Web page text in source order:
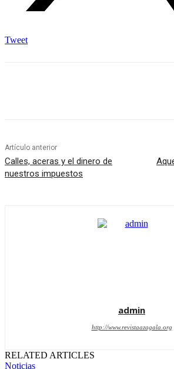
Tweet
Artículo anterior
Calles, aceras y el dinero de
nuestros impuestos
admin
http://www.revistaazagala.org
RELATED ARTICLES
Noticias